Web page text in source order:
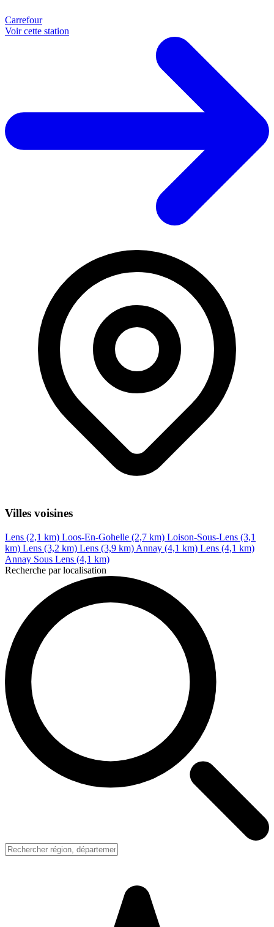
Carrefour
Voir cette station
Villes voisines
Lens (2,1 km) Loos-En-Gohelle (2,7 km) Loison-Sous-Lens (3,1
km) Lens (3,2 km) Lens (3,9 km) Annay (4,1 km) Lens (4,1 km)
Annay Sous Lens (4,1 km)
Recherche par localisation